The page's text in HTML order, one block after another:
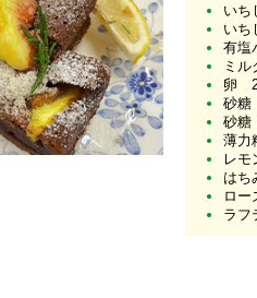
いち
いち
有
ミ
卵
砂
砂糖
薄力
レ
は
ロ
ラ